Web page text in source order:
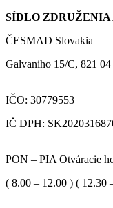
SÍDLO ZDRUŽENIA
ČESMAD Slovakia
Galvaniho 15/C, 821 04
IČO: 30779553
IČ DPH:
PON – PIA Otváracie
( 8.00 – 12.00 ) ( 12.30